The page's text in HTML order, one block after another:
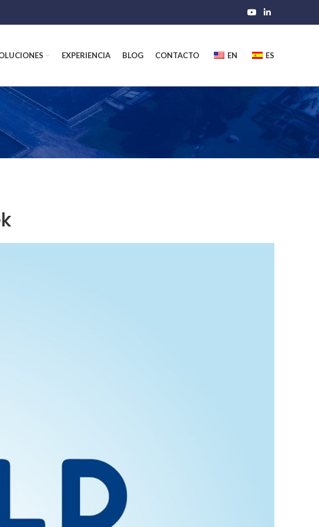
EXPERIENCIA BLOG CONTACTO EN ES